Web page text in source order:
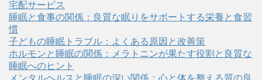
宅配サービス
睡眠と食事の関係：良質な眠りをサポートする栄養と食習
慣
子どもの睡眠トラブル：よくある原因と改善策
ホルモンと睡眠の関係：メラトニンが果たす役割と良質な
睡眠へのヒント